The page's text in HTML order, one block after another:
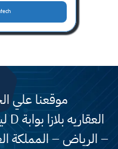
موقعنا علي
– الرياض – المملكة